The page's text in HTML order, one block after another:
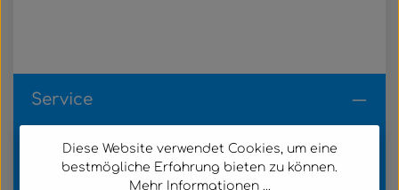
Service
Kundenservice
Diese Website verwendet Cookies, um eine
bestmögliche Erfahrung bieten zu können.
Mehr Informationen ...